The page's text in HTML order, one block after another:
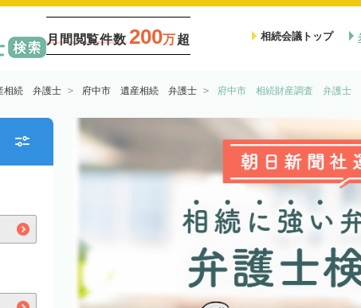
月間閲覧件数 200万超 相続会議トップ
相続 弁護士 府中市 遺産相続 弁護士 府中市 相続財産調査 弁護士